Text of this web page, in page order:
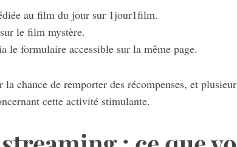
au film du jour sur 1jour1film.
le film mystère.
le formulaire accessible sur la même page.
chance de remporter des récompenses, et
cette activité stimulante.